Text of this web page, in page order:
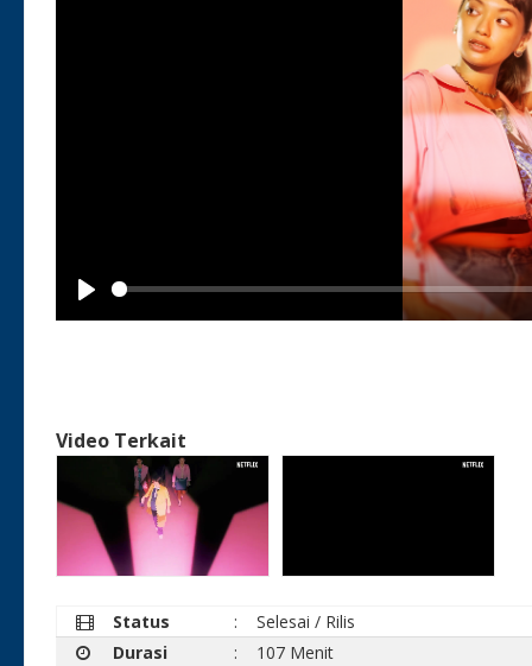
Play
Video Terkait
Status :
Selesai / Rilis
Durasi
:
107 Menit